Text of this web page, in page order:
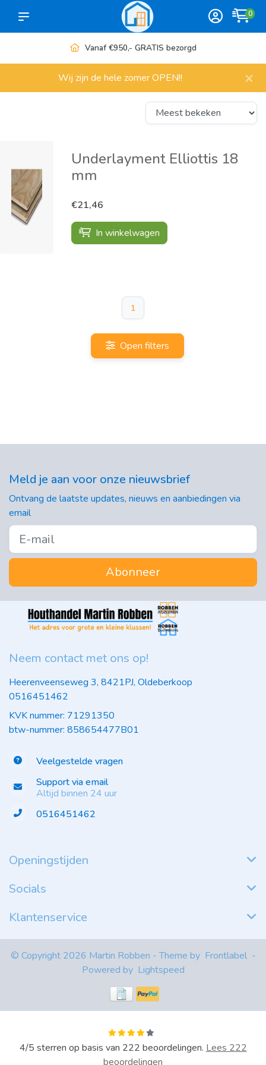
0
Vanaf €950,- GRATIS bezorgd
Wij zijn de hele zomer OPEN!! ×
Underlayment Elliottis 18
mm
€21,46
In winkelwagen
1
Open filters
Meld je aan voor onze nieuwsbrief
Ontvang de laatste updates, nieuws en aanbiedingen via
email
Abonneer
Neem contact met ons op!
Heerenveenseweg 3, 8421PJ, Oldeberkoop
0516451462
KVK nummer: 71291350
btw-nummer: 858654477B01
Veelgestelde vragen
Support via email
Altijd binnen 24 uur
0516451462
Openingstijden
Socials
Klantenservice
© Copyright 2026 Martin Robben - Theme by Frontlabel -
Powered by Lightspeed
4/5 sterren op basis van 222 beoordelingen. Lees 222
beoordelingen